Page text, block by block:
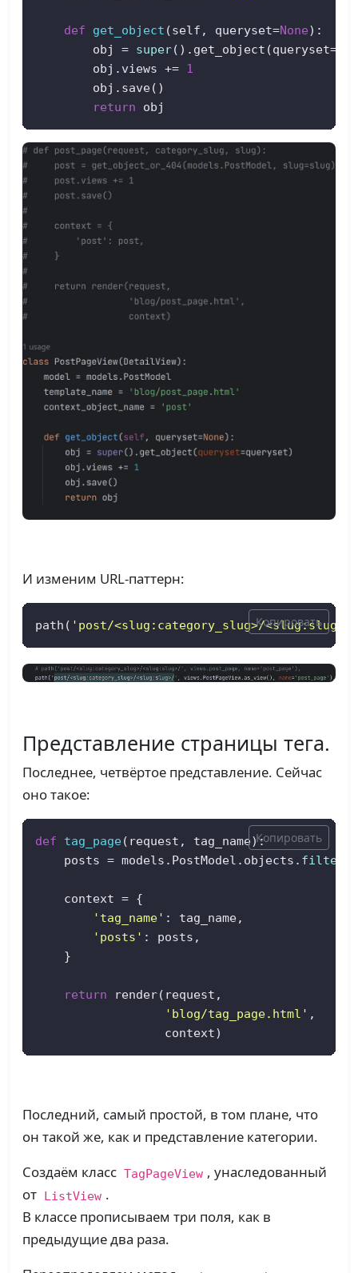
def get_object (self, queryset=None):
        obj =
super
        obj.views +=
1
        obj.save()
return obj
И изменим URL-паттерн:
path( 'post/<slug:category_slug>/<slug:slug>/'
Копировать
Представление страницы тега.
Последнее, четвёртое представление. Сейчас
оно такое:
def tag_page ( request, tag_name):
    posts = models.PostModel.objects.
filter
    context = {
'tag_name' : tag_name,
'posts' : posts,
    }
return render(request,
'blog/tag_page.html' ,
                  context)
Копировать
Последний, самый простой, в том плане, что
он такой же, как и представление категории.
Создаём класс TagPageView , унаследованный
от ListView .
В классе прописываем три поля, как в
предыдущие два раза.